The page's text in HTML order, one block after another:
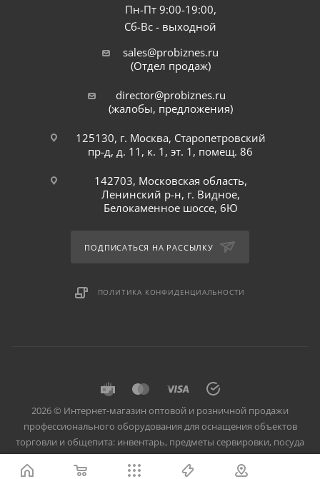
Пн-Пт 9:00-19:00,
Сб-Вс - выходной
sales@probiznes.ru
(Отдел продаж)
director@probiznes.ru
(жалобы, предложения)
125130, г. Москва, Старопетровский
пр-д, д. 11, к. 1, эт. 1, помещ. 86
142703, Московская область,
Ленинский р-н, г. Видное,
Белокаменное шоссе, 6Ю
ПОДПИСАТЬСЯ НА РАССЫЛКУ
ПОЛИТИКА КОНФИДЕНЦИАЛЬНОСТИ
2026 © Интернет-магазин оптовой и розничной продажи
профессионального оборудования для оснащения объектов
торговли и общепита: инвентарь, предметы сервировки, посуда
для баров, кафе и ресторанов.